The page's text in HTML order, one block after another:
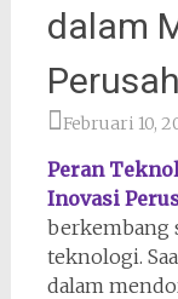
dalam
Februari 10,
Peran
Inovasi
berkembang
teknologi.
dalam